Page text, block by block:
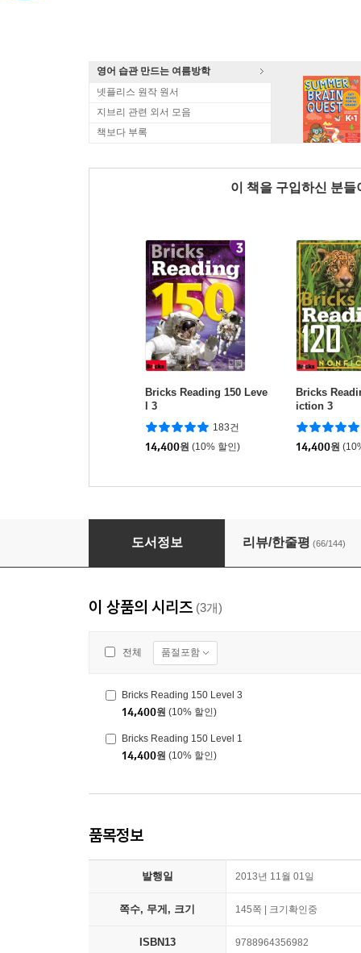
영어 습관 만드는 여름방학
넷플리스 원작 원서
지브리 관련 외서 모음
책보다 부록
이 책을 구입하신 분
Bricks Reading 150 Leve
l 3
183건
14,400원 (10% 할인)
Bricks
iction 3
14,400원
Bricks Reading 150 Level 2
도서정보 리뷰/한줄평 (66/144)
이 상품의 시리즈 (3개)
전체 품절포함
Bricks Reading 150 Level 3
14,400원 (10% 할인)
Bricks Reading 150 Level 1
14,400원 (10% 할인)
품목정보
발행일 2013년 11월 01일
쪽수, 무게, 크기 145쪽 | 크기확인중
ISBN13 9788964356982